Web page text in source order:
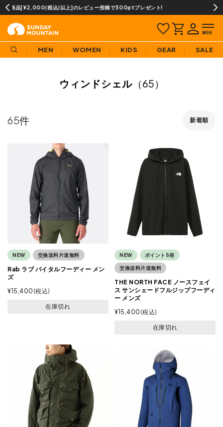
ゼント! 当店での取扱商品は全て正規品です
MEN WOMEN KIDS GEAR SALE
ウィンドシェル（65）
新着順
65
NEW 交換送料片道無料
Rab ラブ バイタルフーディー メン
ズ
¥15,400 税込
在庫切れ
NEW ポイント5倍
交換送料片道無料
THE NORTH FACE ノースフェイ
ス サンシェードフルジップフーディ
ー メンズ
¥15,400 税込
在庫切れ